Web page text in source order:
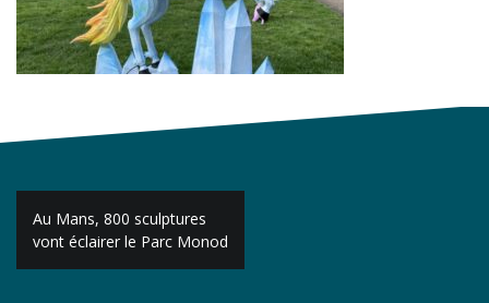
Navigation
de
l’article
Au Mans, 800 sculptures
vont éclairer le Parc Monod